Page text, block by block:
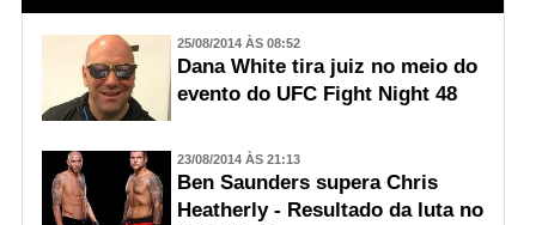
25/08/2014 ÀS 08:52
Dana White tira juiz no meio do
evento do UFC Fight Night 48
23/08/2014 ÀS 21:13
Ben Saunders supera Chris
Heatherly - Resultado da luta no